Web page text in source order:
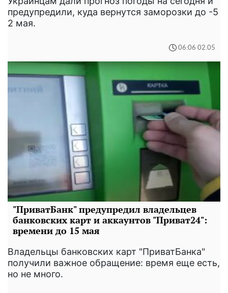
предупредили, куда вернутся заморозки до -5
2 мая.
06:06 02.05
"ПриватБанк" предупредил владельцев
банковских карт и аккаунтов "Приват24":
времени до 15 мая
Владельцы банковских карт "ПриватБанка"
получили важное обращение: время еще есть,
но не много.